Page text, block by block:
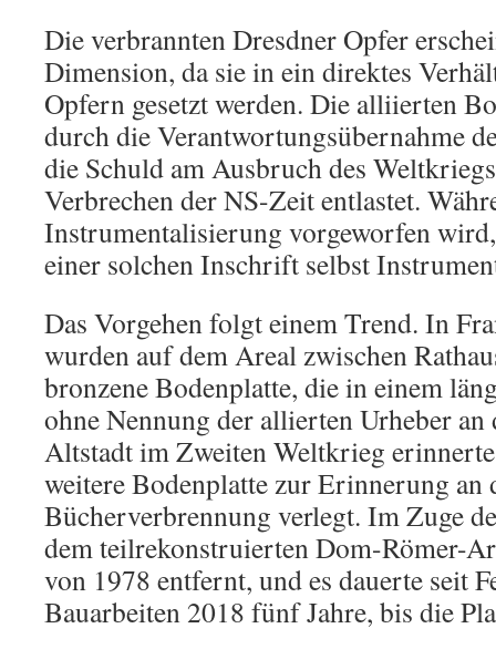
Die verbrannten Dresdner Opfer
Dimension, da sie in ein direktes
Opfern gesetzt werden. Die alliierten
durch die Verantwortungsübernahme
die Schuld am Ausbruch des
Verbrechen der NS-Zeit entlastet.
Instrumentalisierung vorgeworfen
einer solchen Inschrift selbst
Das Vorgehen folgt einem Trend. In
wurden auf dem Areal zwischen
bronzene Bodenplatte, die in einem
ohne Nennung der allierten Urheber
Altstadt im Zweiten Weltkrieg
weitere Bodenplatte zur Erinnerung an
Bücherverbrennung verlegt. Im Zuge
dem teilrekonstruierten Dom-Römer-
von 1978 entfernt, und es dauerte seit
Bauarbeiten 2018 fünf Jahre, bis die